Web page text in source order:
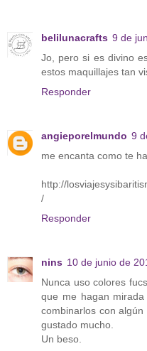
belilunacrafts 9 de
Jo, pero si es divino
estos maquillajes tan
Responder
angieporelmundo 9
me encanta como te
http://
/
Responder
nins 10 de junio de
Nunca uso colores
que me hagan
combinarlos con
gustado mucho.
Un beso.